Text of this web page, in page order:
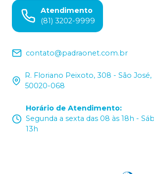
Atendimento
(81) 3202-9999
contato@padraonet.com.br
R. Floriano Peixoto, 308 - São José,
50020-068
Horário de Atendimento:
Segunda a sexta das 08 às 18h -
13h